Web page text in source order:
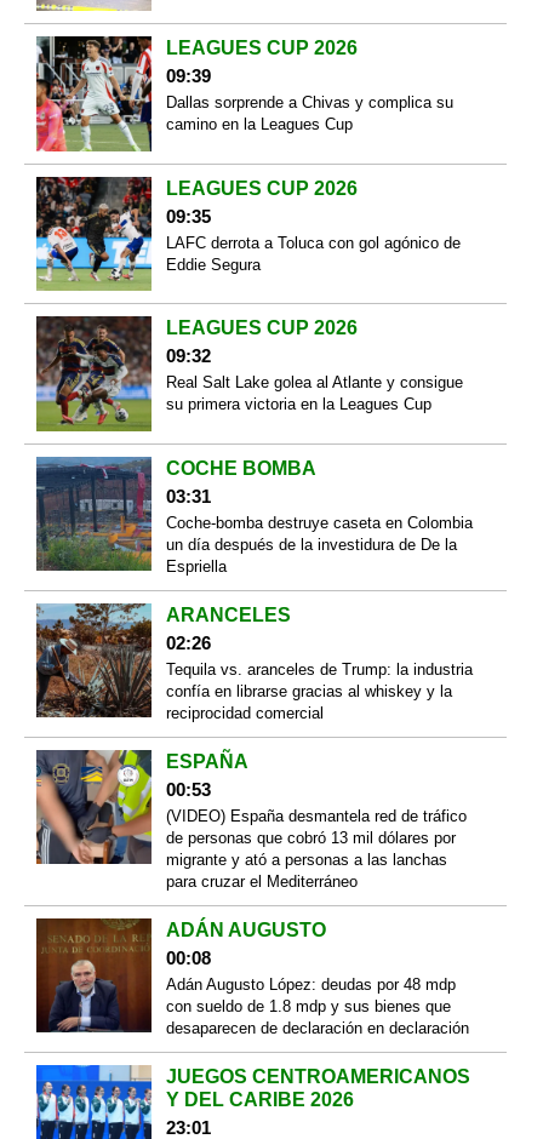
LEAGUES CUP 2026
09:39
Dallas sorprende a Chivas y complica su
camino en la Leagues Cup
LEAGUES CUP 2026
09:35
LAFC derrota a Toluca con gol agónico de
Eddie Segura
LEAGUES CUP 2026
09:32
Real Salt Lake golea al Atlante y consigue
su primera victoria en la Leagues Cup
COCHE BOMBA
03:31
Coche-bomba destruye caseta en Colombia
un día después de la investidura de De la
Espriella
ARANCELES
02:26
Tequila vs. aranceles de Trump: la industria
confía en librarse gracias al whiskey y la
reciprocidad comercial
ESPAÑA
00:53
(VIDEO) España desmantela red de tráfico
de personas que cobró 13 mil dólares por
migrante y ató a personas a las lanchas
para cruzar el Mediterráneo
ADÁN AUGUSTO
00:08
Adán Augusto López: deudas por 48 mdp
con sueldo de 1.8 mdp y sus bienes que
desaparecen de declaración en declaración
JUEGOS CENTROAMERICANOS
Y DEL CARIBE 2026
23:01